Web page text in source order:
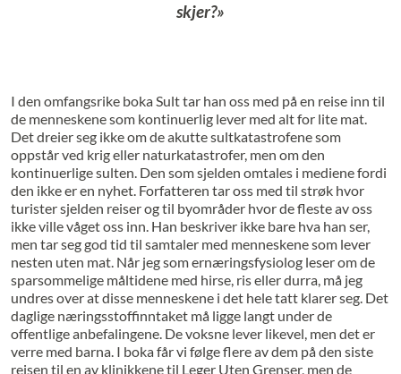
skjer?»
I den omfangsrike boka Sult tar han oss med på en reise inn til
de menneskene som kontinuerlig lever med alt for lite mat.
Det dreier seg ikke om de akutte sultkatastrofene som
oppstår ved krig eller naturkatastrofer, men om den
kontinuerlige sulten. Den som sjelden omtales i mediene fordi
den ikke er en nyhet. Forfatteren tar oss med til strøk hvor
turister sjelden reiser og til byområder hvor de fleste av oss
ikke ville våget oss inn. Han beskriver ikke bare hva han ser,
men tar seg god tid til samtaler med menneskene som lever
nesten uten mat. Når jeg som ernæringsfysiolog leser om de
sparsommelige måltidene med hirse, ris eller durra, må jeg
undres over at disse menneskene i det hele tatt klarer seg. Det
daglige næringsstoffinntaket må ligge langt under de
offentlige anbefalingene. De voksne lever likevel, men det er
verre med barna. I boka får vi følge flere av dem på den siste
reisen til en av klinikkene til Leger Uten Grenser, men de